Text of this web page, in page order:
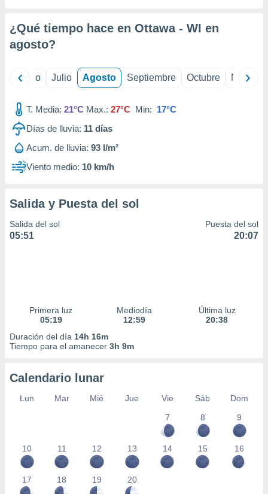
e
mediante
publicidad
publicidad
de
1199
¿Qué tiempo hace en Ottawa - WI en
agosto?
Junio Julio Agosto Septiembre Octubre
T. Media: 21°C Max.: 27°C Min: 17°C
Días de lluvia: 11 días
Acum. de lluvia: 93 l/m²
Viento medio: 10 km/h
Salida y Puesta del sol
Salida del sol
05:51
Puesta del sol
20:07
Primera luz
05:19
Mediodía
12:59
Última luz
20:38
Duración del día 14h 16m
Tiempo para el amanecer 3h 9m
Calendario lunar
Lun Mar Mié Jue Vie Sáb
Dom
7
8 9
10 11 12 13 14 15 16
17 18 19 20